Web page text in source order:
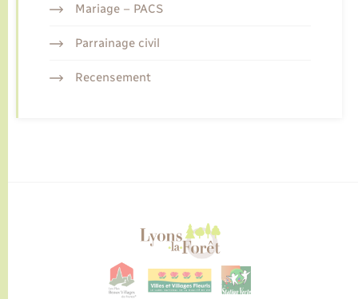
Mariage – PACS
Parrainage civil
Recensement